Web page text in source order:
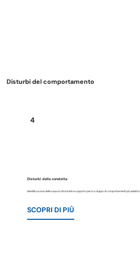
Disturbi del comportamento
4
Disturbi della condotta
Identificazione delle cause sottostanti e supporto per lo sviluppo di comportamenti più adattivi.
SCOPRI DI PIÙ